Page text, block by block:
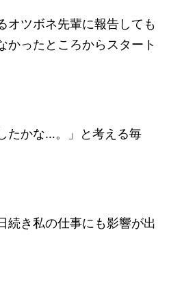
オツボネ先輩に報告しても
かったところからスタート
たかな…。」と考える毎
続き私の仕事にも影響が出